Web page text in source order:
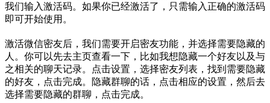
我们输入激活码。如果你已经激活了，只需输入正确的激活码
即可开始使用。
激活微信密友后，我们需要开启密友功能，并选择需要隐藏的
人。你可以先去主页查看一下，比如我想隐藏一个好友以及与
之相关的聊天记录。点击设置，选择密友列表，找到需要隐藏
的好友，点击完成。隐藏群聊的话，点击相应的设置，然后去
选择需要隐藏的群聊，点击完成。